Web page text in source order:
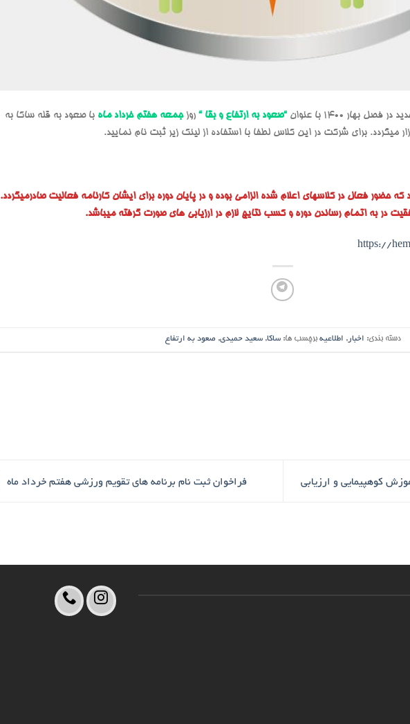
1400 با عنوان “صعود به ارتفاع و بقا “ روزجمعه هفتم خرداد ماه با صعود به قله ساکا به
میگردد. برای شرکت در این کلاس لطفا با استفاده از لینک زیر ثبت نام نمایید.
حضور فعال در کلاسهای اعلام شده الزامی بوده و در پایان دوره برای ایشان کارنامه فعالیت صادرمیگردد.
به اتمام رساندن دوره و کسب نتایج لازم در ارزیابی های صورت گرفته میباشد.
https://
دسته بندی: اخبار, اطلاعیه برچسب ها:ساکا,سعید حمیدی,صعود به ارتفاع
کوهپیمایی و ارزیابی فراخوان ثبت نام برنامه های تقویم ورزشی هفتم خرداد ماه